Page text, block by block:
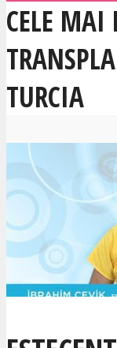
CELE MAI
TURCIA